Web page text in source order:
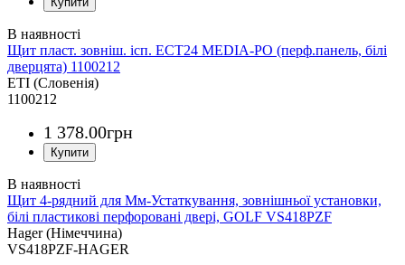
Щит пласт. зовніш. ісп. ECT24 MEDIA-PO (перф.панель, білі
дверцята) 1100212
ETI (Словенія)
1100212
1 378.00грн
Щит 4-рядний для Мм-Устаткування, зовнішньої установки,
білі пластикові перфоровані двері, GOLF VS418PZF
Hager (Німеччина)
VS418PZF-HAGER